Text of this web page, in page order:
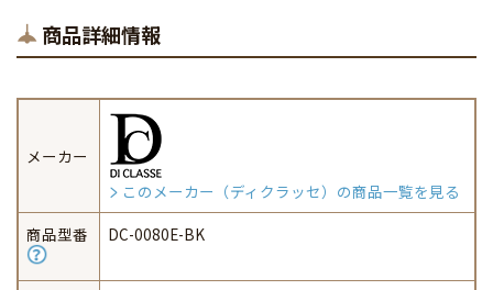
商品詳細情報
メーカー
このメーカー（ディクラッセ）の商品一覧を見る
商品型番
DC-0080E-BK